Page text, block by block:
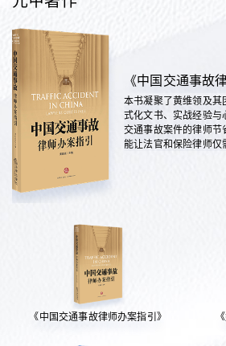
《中国交通事故
本书凝聚了黄维领及
式化文书、实战经验
交通事故案件的律师
能让法官和保险律师
《中国交通事故律师办案指引》